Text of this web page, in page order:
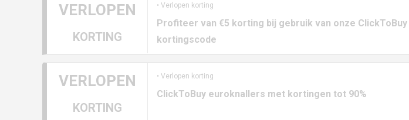
VERLOPEN
KORTING
• Verlopen korting
Profiteer van €5 korting bij gebruik van onze ClickToBuy
kortingscode
VERLOPEN
KORTING
• Verlopen korting
ClickToBuy euroknallers met kortingen tot 90%